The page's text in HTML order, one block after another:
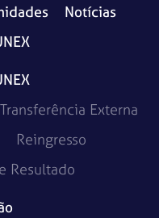
Notícias
Transferência Externa
Reingresso
Resultado